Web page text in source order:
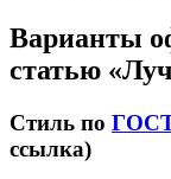
Варианты
статью
Стиль по
ссылка)